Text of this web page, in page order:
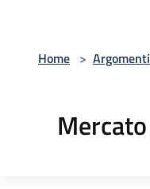
Home > Argomenti
Mercato